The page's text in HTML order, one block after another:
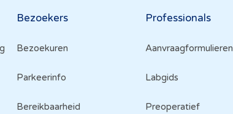
Bezoekers
Bezoekuren
Parkeerinfo
Bereikbaarheid
Professionals
Aanvraagformulieren
Labgids
Preoperatief